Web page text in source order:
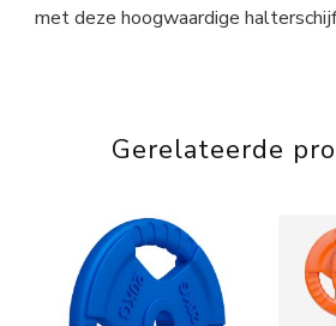
met deze hoogwaardige
Gerelateerde